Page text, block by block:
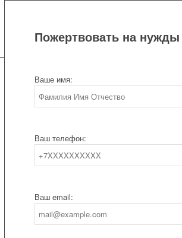
Пожертвовать на
Ваше имя:
Ваш телефон:
Ваш email: